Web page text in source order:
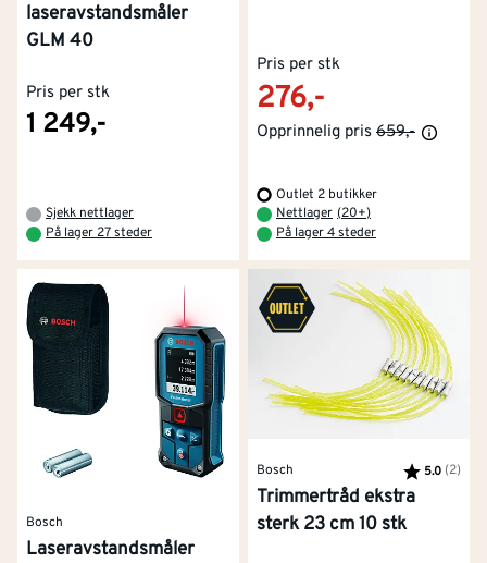
laseravstandsmåler
GLM 40
Pris per stk
1 249,-
Sjekk nettlager
På lager 27 steder
Pris per stk
276,-
Opprinnelig pris 659,-
Outlet 2 butikker
Nettlager (20+)
På lager 4 steder
Bosch
Laseravstandsmåler
Bosch Karakter:
5.0 (2)
Trimmertråd ekstra
sterk 23 cm 10 stk